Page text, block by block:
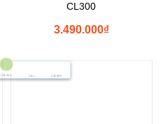
Gọi điện Zalo Shopee
CL300
₫
3.490.000